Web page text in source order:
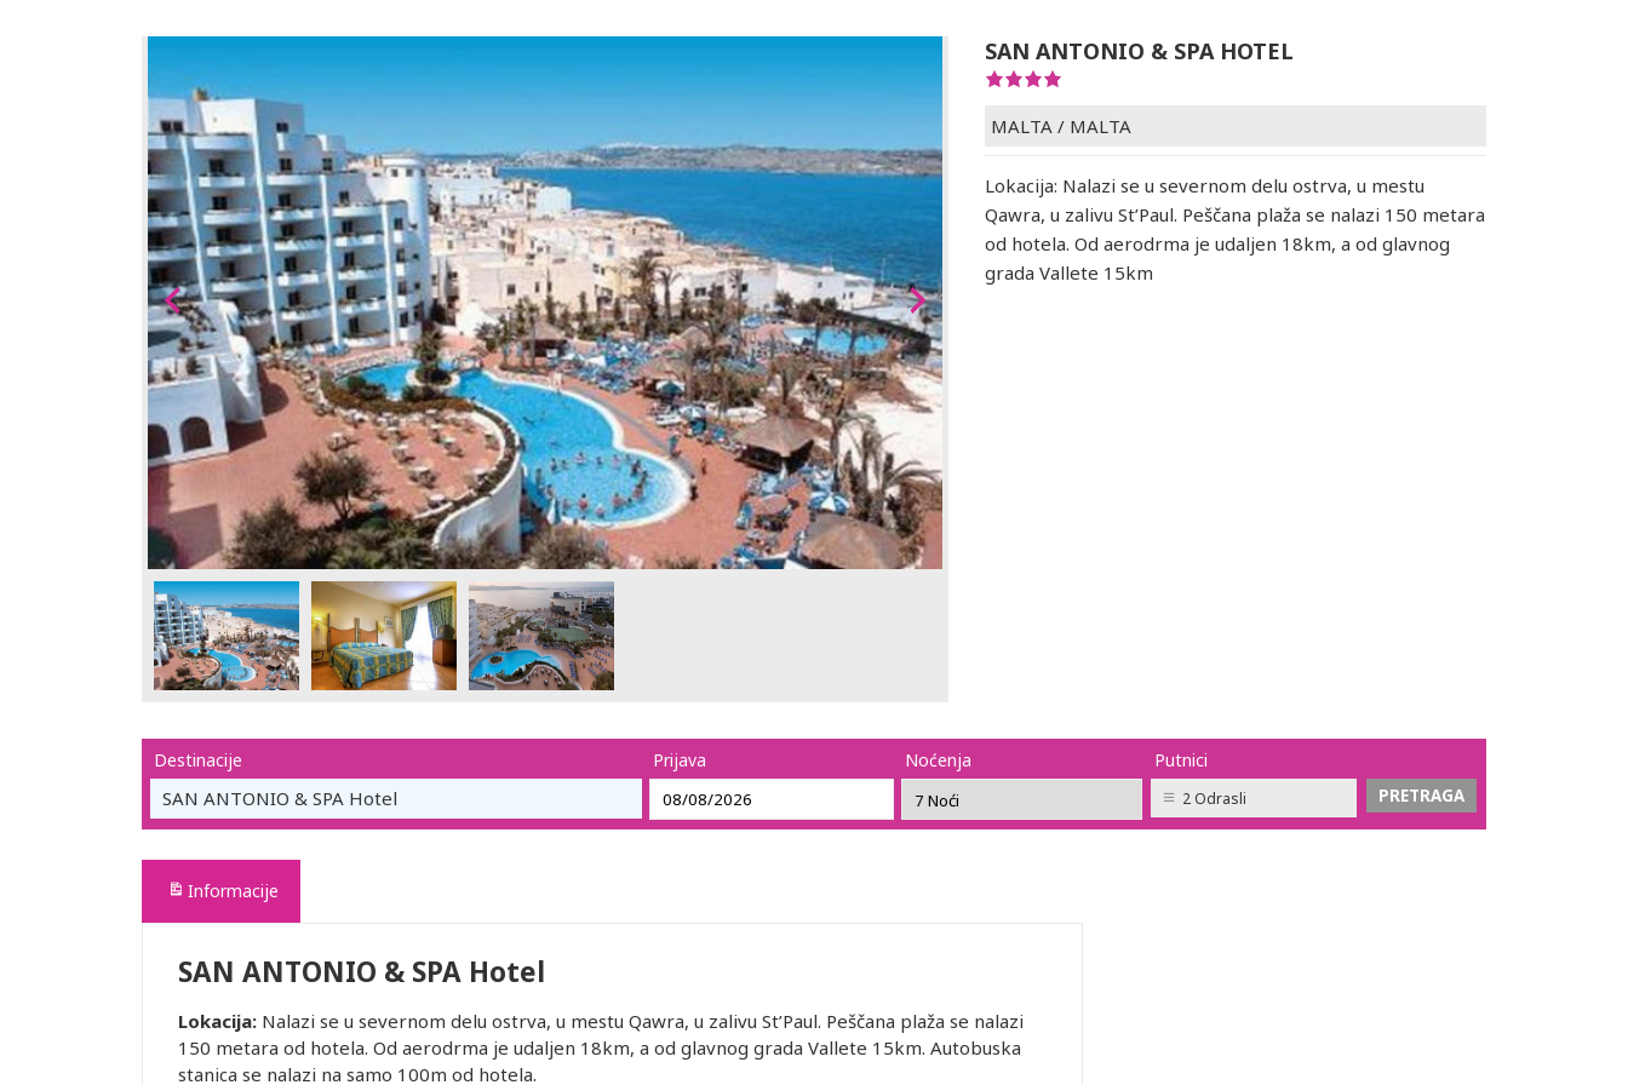
SAN ANTONIO & SPA HOTEL
MALTA / MALTA
Lokacija: Nalazi se u severnom delu ostrva, u mestu
Qawra, u zalivu St’Paul. Peščana plaža se nalazi 150 metara
od hotela. Od aerodrma je udaljen 18km, a od glavnog
grada Vallete 15km
Destinacije
SAN ANTONIO & SPA Hotel
Prijava Noćenja Putnici
2 Odrasli
Informacije
SAN ANTONIO & SPA Hotel
Lokacija: Nalazi se u severnom delu ostrva, u mestu Qawra, u zalivu St’Paul. Peščana plaža se nalazi
150 metara od hotela. Od aerodrma je udaljen 18km, a od glavnog grada Vallete 15km. Autobuska
stanica se nalazi na samo 100m od hotela.